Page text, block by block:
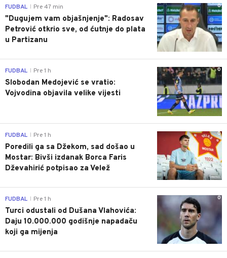
0
FUDBAL Pre 47 min
"Dugujem vam objašnjenje": Radosav
Petrović otkrio sve, od ćutnje do plata
u Partizanu
0
FUDBAL Pre 1 h
Slobodan Medojević se vratio:
Vojvodina objavila velike vijesti
0
FUDBAL Pre 1 h
Poredili ga sa Džekom, sad došao u
Mostar: Bivši izdanak Borca Faris
Dževahirić potpisao za Velež
0
FUDBAL Pre 1 h
Turci odustali od Dušana Vlahovića:
Daju 10.000.000 godišnje napadaču
koji ga mijenja